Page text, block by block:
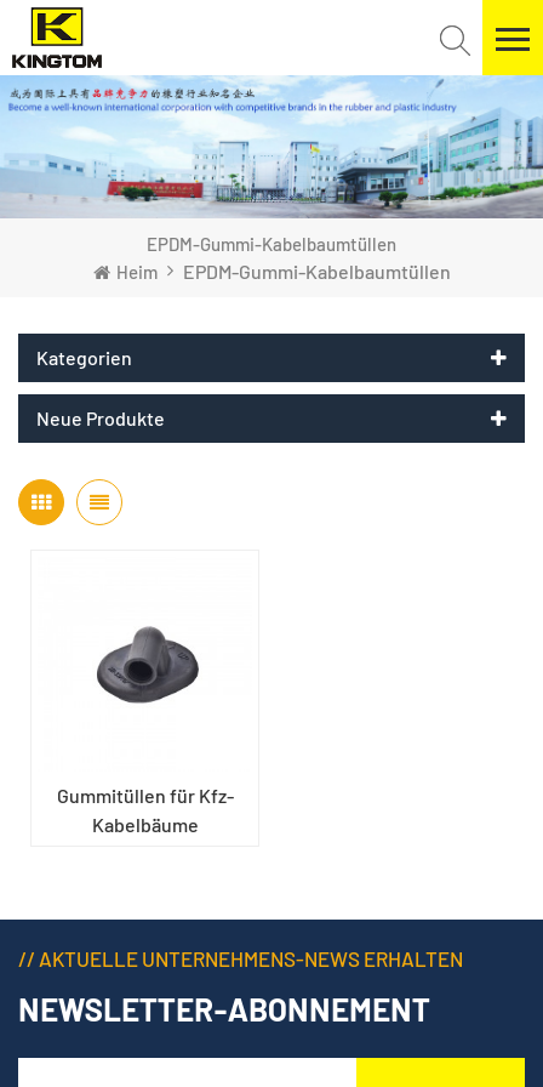
EPDM-Gummi-Kabelbaumtüllen
Heim
EPDM-Gummi-Kabelbaumtüllen
Kategorien
Neue Produkte
Gummitüllen für Kfz-
Kabelbäume
// AKTUELLE UNTERNEHMENS-NEWS ERHALTEN
NEWSLETTER-ABONNEMENT